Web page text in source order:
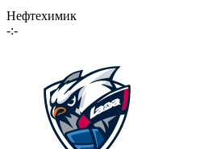
Нефтехимик
-:-